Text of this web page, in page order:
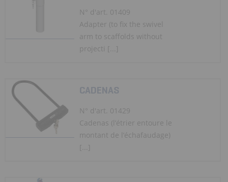
N° d'art. 01409
Adapter (to fix the swivel
arm to scaffolds without
projecti [...]
CADENAS
N° d'art. 01429
Cadenas (l’étrier entoure le
montant de l’échafaudage)
[...]